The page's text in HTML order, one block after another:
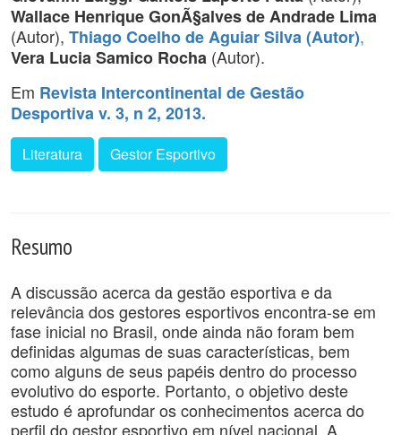
Wallace Henrique GonÃ§alves de Andrade Lima
(Autor), Thiago Coelho de Aguiar Silva (Autor),
Vera Lucia Samico Rocha (Autor).
Em Revista Intercontinental de Gestão
Desportiva v. 3, n 2, 2013.
Literatura Gestor Esportivo
Resumo
A discussão acerca da gestão esportiva e da
relevância dos gestores esportivos encontra-se em
fase inicial no Brasil, onde ainda não foram bem
definidas algumas de suas características, bem
como alguns de seus papéis dentro do processo
evolutivo do esporte. Portanto, o objetivo deste
estudo é aprofundar os conhecimentos acerca do
perfil do gestor esportivo em nível nacional. A